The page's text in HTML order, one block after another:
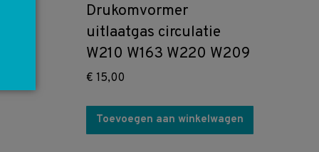
Drukomvormer
uitlaatgas circulatie
W210 W163 W220 W209
€ 15,00
Toevoegen aan winkelwagen